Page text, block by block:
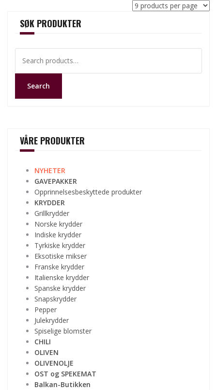
SØK PRODUKTER
for:
Search
VÅRE PRODUKTER
NYHETER
GAVEPAKKER
Opprinnelsesbeskyttede produkter
KRYDDER
Grillkrydder
Norske krydder
Indiske krydder
Tyrkiske krydder
Eksotiske mikser
Franske krydder
Italienske krydder
Spanske krydder
Snapskrydder
Pepper
Julekrydder
Spiselige blomster
CHILI
OLIVEN
OLIVENOLJE
OST og SPEKEMAT
Balkan-Butikken